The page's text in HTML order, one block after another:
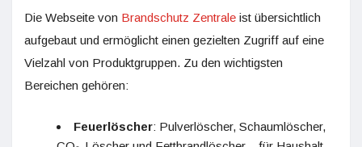
Die Webseite von Brandschutz Zentrale ist übersichtlich
aufgebaut und ermöglicht einen gezielten Zugriff auf eine
Vielzahl von Produktgruppen. Zu den wichtigsten
Bereichen gehören:
Feuerlöscher: Pulverlöscher, Schaumlöscher,